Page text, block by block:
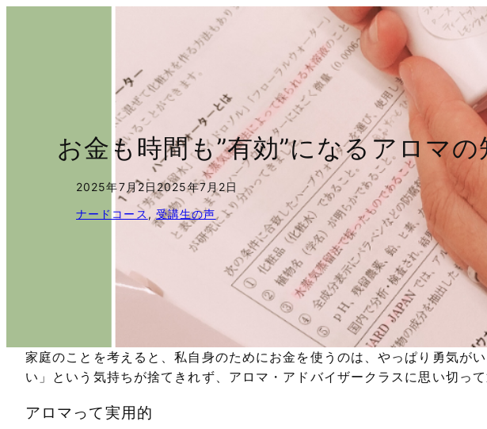
お金も時間も”有効”になるアロマの
2025年7月2日2025年7月2日
ナードコース , 受講生の声
家庭のことを考えると、私自身のためにお金を使うのは、やっぱり勇気が
い」という気持ちが捨てきれず、アロマ・アドバイザークラスに思い切って
アロマって実用的